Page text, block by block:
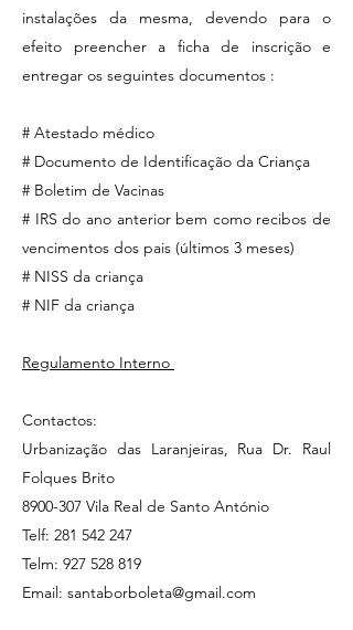
instalações da mesma, devendo para o
efeito preencher a ficha de inscrição e
entregar os seguintes documentos :
# Atestado médico
# Documento de Identificação da Criança
# Boletim de Vacinas
# IRS do ano anterior bem como recibos de
vencimentos dos pais (últimos 3 meses)
# NISS da criança
# NIF da criança
Regulamento Interno
Contactos:
Urbanização das Laranjeiras, Rua Dr. Raul
Folques Brito
8900-307 Vila Real de Santo António
Telf: 281 542 247
Telm: 927 528 819
Email: santaborboleta@gmail.com